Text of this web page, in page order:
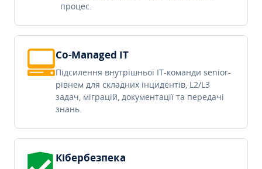
процес.
Co-Managed IT
Підсилення внутрішньої IT-команди senior-
рівнем для складних інцидентів, L2/L3
задач, міграцій, документації та передачі
знань.
Кібербезпека